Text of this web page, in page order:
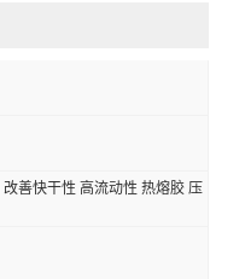
善快干性 高流动性 热熔胶 压